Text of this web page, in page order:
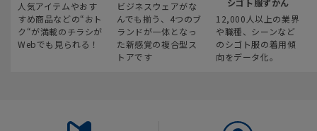
人気アイテムやおす
すめ商品などの“おト
ク“が満載のチラシが
Webでも見られる！
ビジネスウェアがな
んでも揃う、4つのブ
ランドが一体となっ
た新感覚の複合型ス
トアです
シゴト服ずかん
12,000人以上の業界
や職種、シーンなど
のシゴト服の着用傾
向をデータ化。